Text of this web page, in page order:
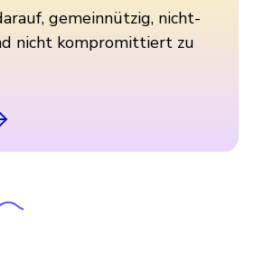
gemeinnützig, nicht-
nicht kompromittiert zu